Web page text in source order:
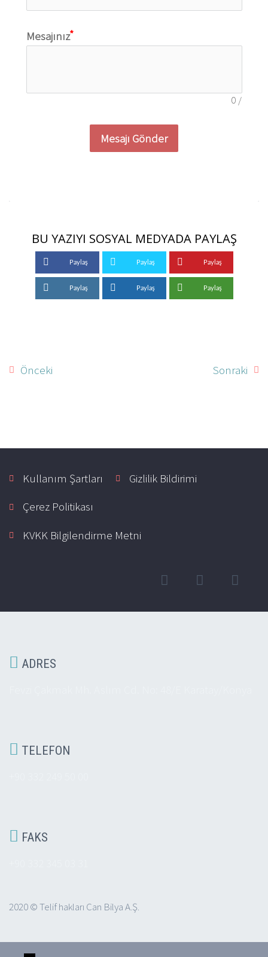
Mesajınız
0 /
Mesajı Gönder
BU YAZIYI SOSYAL MEDYADA PAYLAŞ
Paylaş Paylaş Paylaş
Paylaş Paylaş Paylaş
Önceki Sonraki
Kullanım Şartları
Gizlilik Bildirimi
Çerez Politikası
KVKK Bilgilendirme Metni
 ADRES
 TELEFON
 FAKS
2020 © Telif hakları Can Bilya A.Ş.